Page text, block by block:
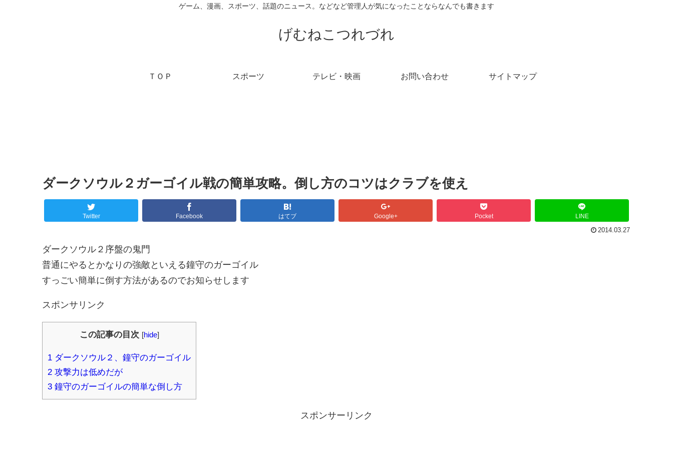
ゲーム、漫画、スポーツ、話題のニュース。などなど管理人が気になったことならなんでも書きます
げむねこつれづれ
ＴＯＰ スポーツ テレビ・映画 お問い合わせ サイトマップ
ダークソウル２ガーゴイル戦の簡単攻略。倒し方のコツはクラブを使え
Twitter Facebook はてブ Google+ Pocket LINE
2014.03.27
ダークソウル２序盤の鬼門
普通にやるとかなりの強敵といえる鐘守のガーゴイル
すっごい簡単に倒す方法があるのでお知らせします
スポンサリンク
この記事の目次 [hide]
1 ダークソウル２、鐘守のガーゴイル
2 攻撃力は低めだが
3 鐘守のガーゴイルの簡単な倒し方
スポンサーリンク